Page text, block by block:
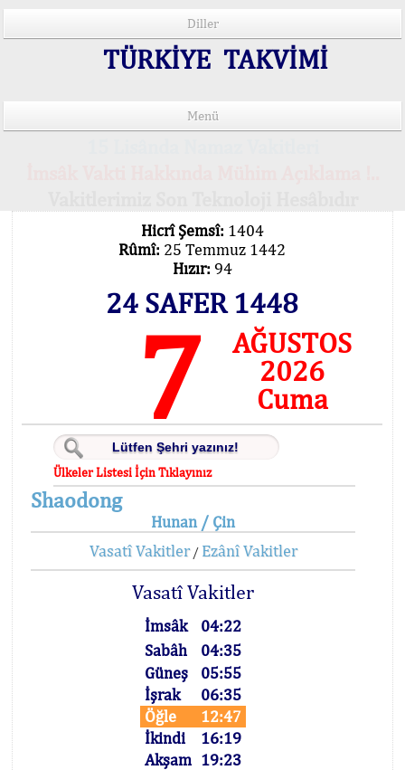
Diller
TÜRKİYE TAKVİMİ
Menü
Hicrî Şemsî: 1404
Rûmî: 25 Temmuz 1442
Hızır: 94
24 SAFER 1448
7
AĞUSTOS
2026
Cuma
Ülkeler Listesi İçin Tıklayınız
Shaodong
Hunan / Çin
Vasatî Vakitler/ Ezânî Vakitler
Vasatî Vakitler
İmsâk
04:22
Sabâh
04:35
Güneş
05:55
İşrak
06:35
Öğle
12:47
İkindi
16:19
Akşam 19:23